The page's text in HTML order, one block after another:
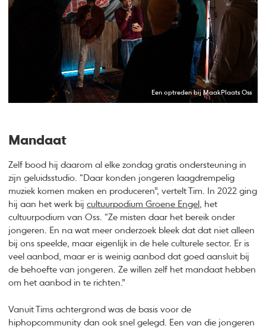
Een optreden bij MaakPlaats Oss
Mandaat
Zelf bood hij daarom al elke zondag gratis ondersteuning in
zijn geluidsstudio. “Daar konden jongeren laagdrempelig
muziek komen maken en produceren”, vertelt Tim. In 2022 ging
hij aan het werk bijcultuurpodium Groene Engel , het
cultuurpodium van Oss. “Ze misten daar het bereik onder
jongeren. En na wat meer onderzoek bleek dat dat niet alleen
bij ons speelde, maar eigenlijk in de hele culturele sector. Er is
veel aanbod, maar er is weinig aanbod dat goed aansluit bij
de behoefte van jongeren. Ze willen zelf het mandaat hebben
om het aanbod in te richten.”
Vanuit Tims achtergrond was de basis voor de
hiphopcommunity dan ook snel gelegd. Een van die jongeren